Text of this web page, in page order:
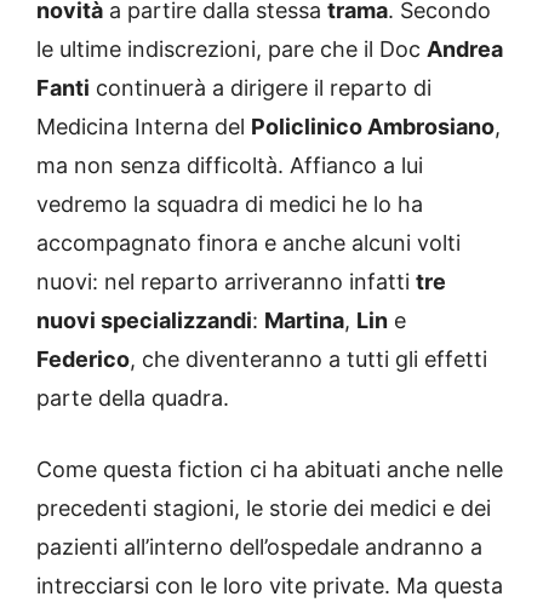
novità a partire dalla stessa trama. Secondo
le ultime indiscrezioni, pare che il Doc Andrea
Fanti continuerà a dirigere il reparto di
Medicina Interna del Policlinico Ambrosiano,
ma non senza difficoltà. Affianco a lui
vedremo la squadra di medici he lo ha
accompagnato finora e anche alcuni volti
nuovi: nel reparto arriveranno infatti tre
nuovi specializzandi: Martina, Lin e
Federico, che diventeranno a tutti gli effetti
parte della quadra.
Come questa fiction ci ha abituati anche nelle
precedenti stagioni, le storie dei medici e dei
pazienti all’interno dell’ospedale andranno a
intrecciarsi con le loro vite private. Ma questa